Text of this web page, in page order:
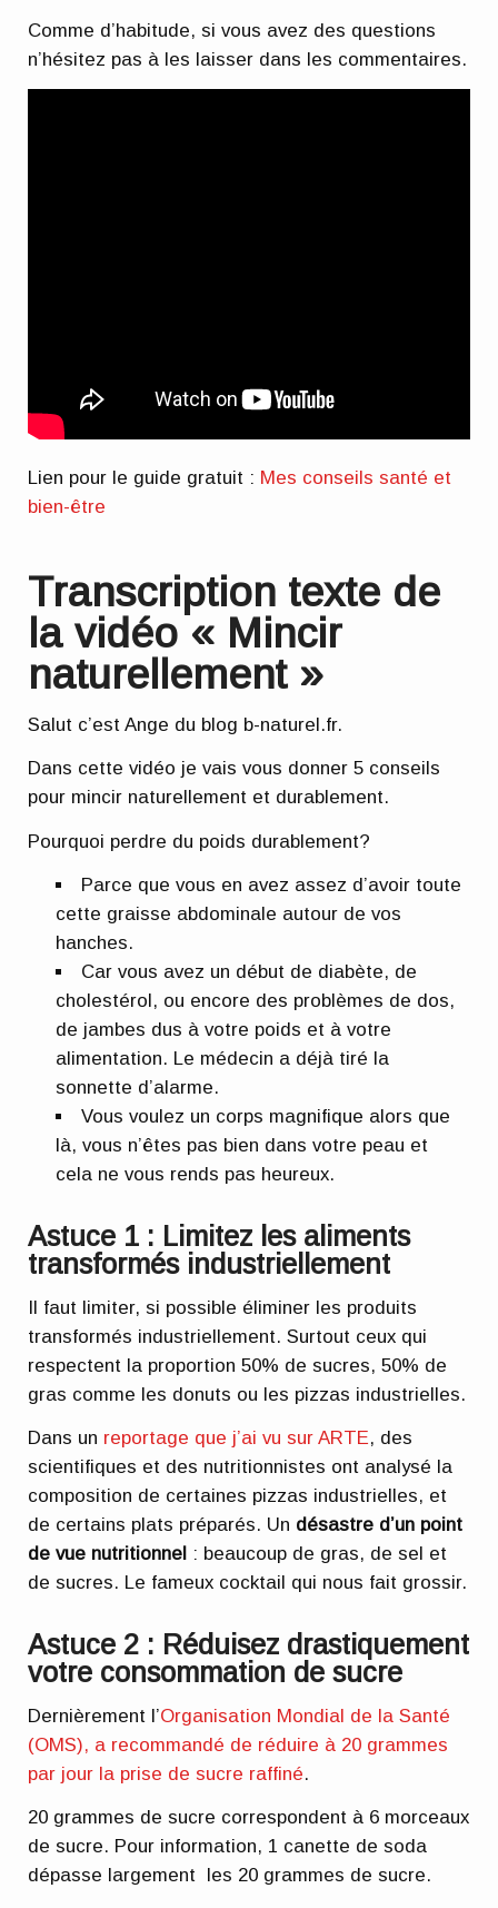
Comme d’habitude, si vous avez des questions
n’hésitez pas à les laisser dans les commentaires.
Lien pour le guide gratuit : Mes conseils santé et
bien-être
Transcription texte de
la vidéo « Mincir
naturellement »
Salut c’est Ange du blog b-naturel.fr.
Dans cette vidéo je vais vous donner 5 conseils
pour mincir naturellement et durablement.
Pourquoi perdre du poids durablement?
Parce que vous en avez assez d’avoir toute
cette graisse abdominale autour de vos
hanches.
Car vous avez un début de diabète, de
cholestérol, ou encore des problèmes de dos,
de jambes dus à votre poids et à votre
alimentation. Le médecin a déjà tiré la
sonnette d’alarme.
Vous voulez un corps magnifique alors que
là, vous n’êtes pas bien dans votre peau et
cela ne vous rends pas heureux.
Astuce 1 : Limitez les aliments
transformés industriellement
Il faut limiter, si possible éliminer les produits
transformés industriellement. Surtout ceux qui
respectent la proportion 50% de sucres, 50% de
gras comme les donuts ou les pizzas industrielles.
Dans un reportage que j’ai vu sur ARTE, des
scientifiques et des nutritionnistes ont analysé la
composition de certaines pizzas industrielles, et
de certains plats préparés. Un désastre d’un point
de vue nutritionnel : beaucoup de gras, de sel et
de sucres. Le fameux cocktail qui nous fait grossir.
Astuce 2 : Réduisez drastiquement
votre consommation de sucre
Dernièrement l’Organisation Mondial de la Santé
(OMS), a recommandé de réduire à 20 grammes
par jour la prise de sucre raffiné.
20 grammes de sucre correspondent à 6 morceaux
de sucre. Pour information, 1 canette de soda
dépasse largement les 20 grammes de sucre.